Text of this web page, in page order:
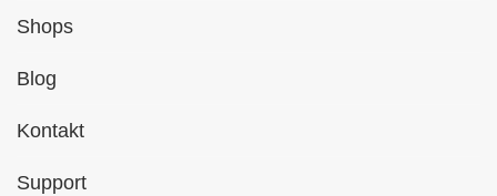
Shops
Blog
Kontakt
Support